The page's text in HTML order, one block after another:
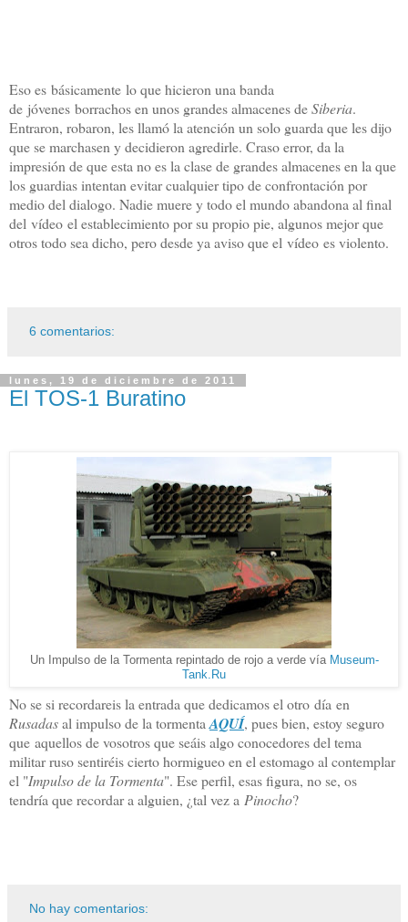
Eso es básicamente lo que hicieron una banda
de jóvenes borrachos en unos grandes almacenes deSiberia.
Entraron, robaron, les llamó la atención un solo guarda que les dijo
que se marchasen y decidieron agredirle. Craso error, da la
impresión de que esta no es la clase de grandes almacenes en la que
los guardias intentan evitar cualquier tipo de confrontación por
medio del dialogo. Nadie muere y todo el mundo abandona al final
del vídeo el establecimiento por su propio pie, algunos mejor que
otros todo sea dicho, pero desde ya aviso que el vídeo es violento.
6 comentarios:
lunes, 19 de diciembre de 2011
El TOS-1 Buratino
Un Impulso de la Tormenta repintado de rojo a verde vía Museum-
Tank.Ru
No se si recordareis la entrada que dedicamos el otro día en
Rusadasal impulso de la tormenta AQUÍ, pues bien, estoy seguro
que aquellos de vosotros que seáis algo conocedores del tema
militar ruso sentiréis cierto hormigueo en el estomago al contemplar
el "Impulso de la Tormenta". Ese perfil, esas figura, no se, os
tendría que recordar a alguien, ¿tal vez a Pinocho?
No hay comentarios: